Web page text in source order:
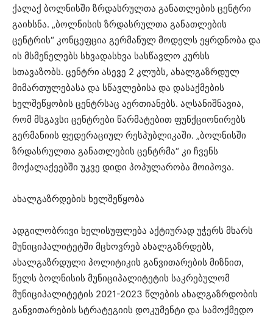
ქალაქ ბოლნისში ზრდასრულთა განათლების ცენტრი
გაიხსნა. „ბოლნისის ზრდასრულთა განათლების
ცენტრის“ კონცეფცია გერმანულ მოდელს ეყრდნობა და
ის მსმენელებს სხვადასხვა სასწავლო კურსს
სთავაზობს. ცენტრი ასევე 2 კლუბს, ახალგაზრდულ
მიმართულებასა და სწავლებისა და დასაქმების
ხელშეწყობის ცენტრსაც აერთიანებს. აღსანიშნავია,
რომ მსგავსი ცენტრები წარმატებით ფუნქციონირებს
გერმანიის ფედერაციულ რესპუბლიკაში. „ბოლნისში
ზრდასრულთა განათლების ცენტრმა“ კი ჩვენს
მოქალაქეებში უკვე დიდი პოპულარობა მოიპოვა.
ახალგაზრდების ხელშეწყობა
ადგილობრივი ხელისუფლება აქტიურად უჭერს მხარს
მუნიციპალიტეტში მცხოვრებ ახალგაზრდებს,
ახალგაზრდული პოლიტიკის განვითარების მიზნით,
წელს ბოლნისის მუნიციპალიტეტის საკრებულომ
მუნიციპალიტეტის 2021-2023 წლების ახალგაზრდობის
განვითარების სტრატეგიის დოკუმენტი და სამოქმედო